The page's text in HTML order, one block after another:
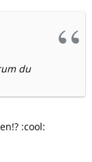
du
:cool: